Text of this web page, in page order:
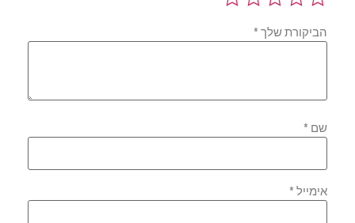
הביקורת שלך*
שם*
אימייל*